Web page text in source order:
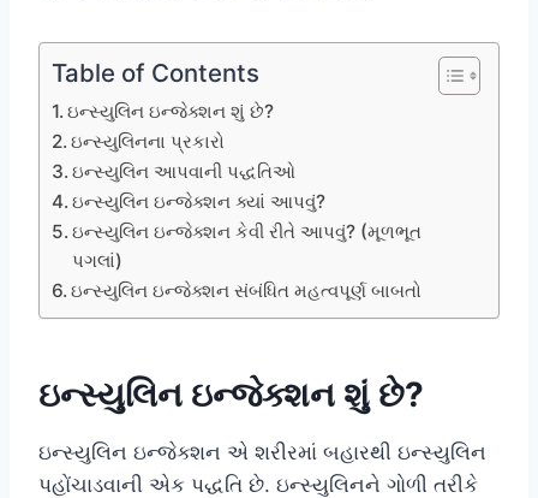
Table of Contents
ઇન્સ્યુલિન ઇન્જેક્શન શું છે?
ઇન્સ્યુલિનના પ્રકારો
ઇન્સ્યુલિન આપવાની પદ્ધતિઓ
ઇન્સ્યુલિન ઇન્જેક્શન ક્યાં આપવું?
ઇન્સ્યુલિન ઇન્જેક્શન કેવી રીતે આપવું? (મૂળભૂત
પગલાં)
ઇન્સ્યુલિન ઇન્જેક્શન સંબંધિત મહત્વપૂર્ણ બાબતો
ઇન્સ્યુલિન ઇન્જેક્શન શું છે?
ઇન્સ્યુલિન ઇન્જેક્શન એ શરીરમાં બહારથી ઇન્સ્યુલિન
પહોંચાડવાની એક પદ્ધતિ છે. ઇન્સ્યુલિનને ગોળી તરીકે